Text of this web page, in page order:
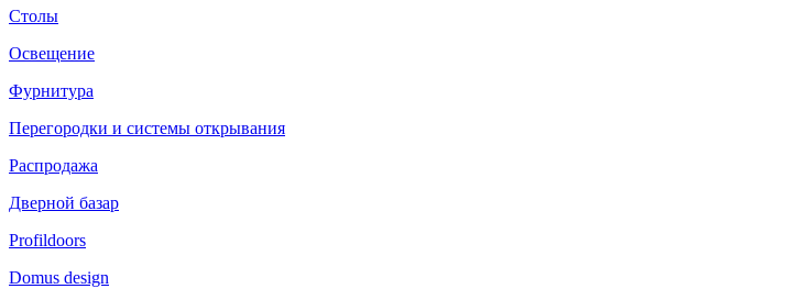
Столы
Освещение
Фурнитура
Перегородки и системы открывания
Распродажа
Дверной базар
Profildoors
Domus design